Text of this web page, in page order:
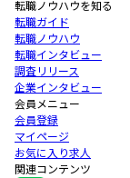
転職ノウハウを知る
転職ガイド
転職ノウハウ
転職インタビュー
調査リリース
企業インタビュー
会員メニュー
会員登録
マイページ
お気に入り求人
関連コンテンツ